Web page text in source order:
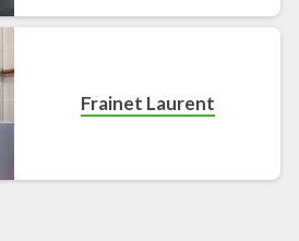
Frainet Laurent